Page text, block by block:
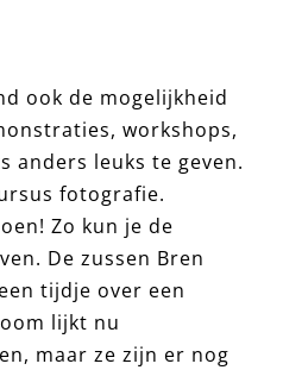
ook de mogelijkheid
workshops,
anders leuks te geven.
fotografie.
Zo kun je de
De zussen Bren
tijdje over een
lijkt nu
maar ze zijn er nog